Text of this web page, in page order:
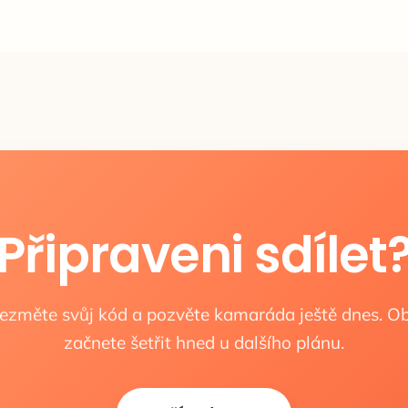
svůj kód a pozvěte kamaráda ještě dnes.
začnete šetřit hned u dalšího plánu.